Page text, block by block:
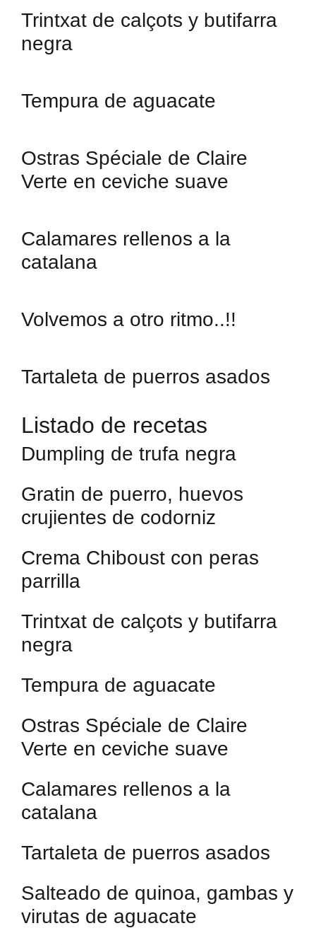
Trintxat de calçots y butifarra
negra
Tempura de aguacate
Ostras Spéciale de Claire
Verte en ceviche suave
Calamares rellenos a la
catalana
Volvemos a otro ritmo..!!
Tartaleta de puerros asados
Listado de recetas
Dumpling de trufa negra
Gratin de puerro, huevos
crujientes de codorniz
Crema Chiboust con peras
parrilla
Trintxat de calçots y butifarra
negra
Tempura de aguacate
Ostras Spéciale de Claire
Verte en ceviche suave
Calamares rellenos a la
catalana
Tartaleta de puerros asados
Salteado de quinoa, gambas y
virutas de aguacate